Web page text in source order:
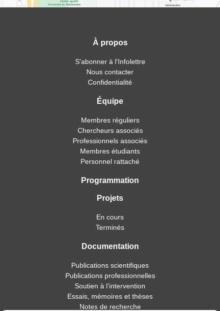
À propos
S'abonner à l'Infolettre
Nous contacter
Confidentialité
Équipe
Membres réguliers
Chercheurs associés
Professionnels associés
Membres étudiants
Personnel rattaché
Programmation
Projets
En cours
Terminés
Documentation
Publications scientifiques
Publications professionnelles
Soutien à l’intervention
Essais, mémoires et thèses
Notes de recherche